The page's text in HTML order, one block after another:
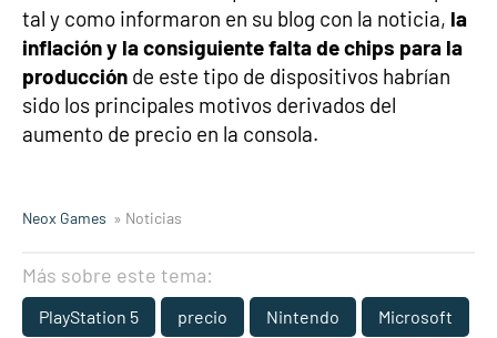
tal y como informaron en su blog con la noticia, la
inflación y la consiguiente falta de chips para la
producción de este tipo de dispositivos habrían
sido los principales motivos derivados del
aumento de precio en la consola.
Neox Games » Noticias
Más sobre este tema:
PlayStation 5 precio Nintendo Microsoft